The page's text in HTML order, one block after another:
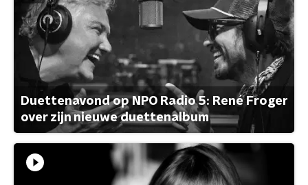
Duettenavond op NPO Radio 5: René Froger
over zijn nieuwe duettenalbum